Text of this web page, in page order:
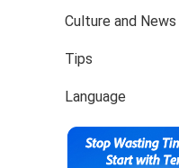
Culture and News
Tips
Language